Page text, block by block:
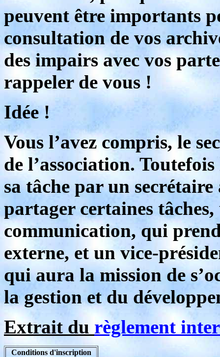
peuvent être importants
consultation de vos
des impairs avec vos
rappeler de vous !
Idée !
Vous l’avez compris, le
de l’association.
sa tâche par un
partager certaines
communication, qui
externe, et un vice-
qui aura la mission de
la gestion et du
Extrait du règlement
Conditions d'inscription